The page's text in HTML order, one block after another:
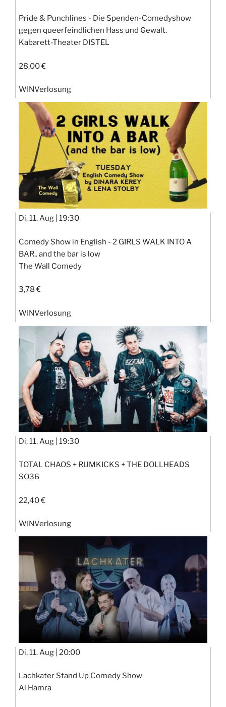
Pride & Punchlines - Die Spenden-Comedyshow
gegen queerfeindlichen Hass und Gewalt.
Kabarett-Theater DISTEL
28,00 €
WINVerlosung
Di, 11. Aug | 19:30
Comedy Show in English - 2 GIRLS WALK INTO A
BAR.. and the bar is low
The Wall Comedy
3,78 €
WINVerlosung
Di, 11. Aug | 19:30
TOTAL CHAOS + RUMKICKS + THE DOLLHEADS
SO36
22,40 €
WINVerlosung
Di, 11. Aug | 20:00
Lachkater Stand Up Comedy Show
Al Hamra